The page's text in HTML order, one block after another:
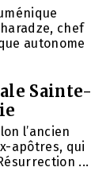
chef
autonome
Sainte-
l’ancien
apôtres, qui
...